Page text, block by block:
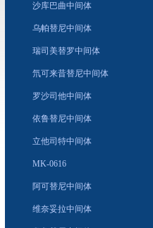
沙库巴曲中间体
乌帕替尼中间体
瑞司美替罗中间体
氘可来昔替尼中间体
罗沙司他中间体
依鲁替尼中间体
立他司特中间体
MK-0616
阿可替尼中间体
维奈妥拉中间体